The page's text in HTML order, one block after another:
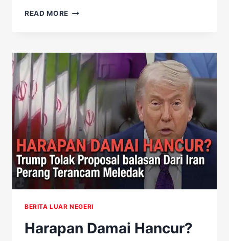
READ MORE HEBOH!
MINTA
WARGA
TENANG
USAI
HANTAVIRUS
DITEMUKAN
DI
JAKARTA
BERITA LUAR NEGERI
Harapan Damai Hancur?